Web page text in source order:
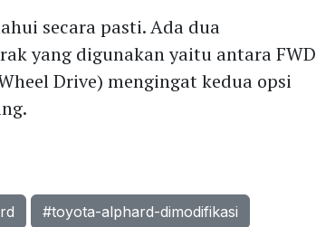
secara pasti. Ada dua
yang digunakan yaitu antara FWD
Drive) mengingat kedua opsi
#toyota-alphard-dimodifikasi